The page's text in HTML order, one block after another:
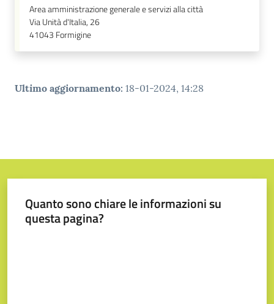
Seguici
Area amministrazione generale e servizi alla città
Via Unità d'Italia, 26
41043 Formigine
Ultimo aggiornamento: 18-01-2024, 14:28
Quanto sono chiare le informazioni su
questa pagina?